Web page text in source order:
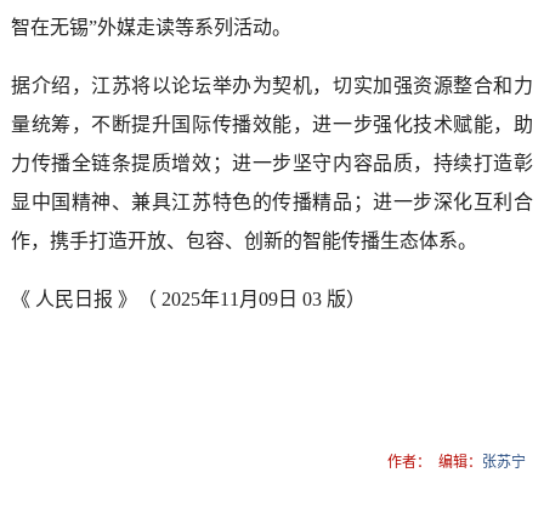
智在无锡”外媒走读等系列活动。
据介绍，江苏将以论坛举办为契机，切实加强资源整合和力
量统筹，不断提升国际传播效能，进一步强化技术赋能，助
力传播全链条提质增效；进一步坚守内容品质，持续打造彰
显中国精神、兼具江苏特色的传播精品；进一步深化互利合
作，携手打造开放、包容、创新的智能传播生态体系。
《 人民日报 》（ 2025年11月09日 03 版）
作者： 编辑： 张苏宁